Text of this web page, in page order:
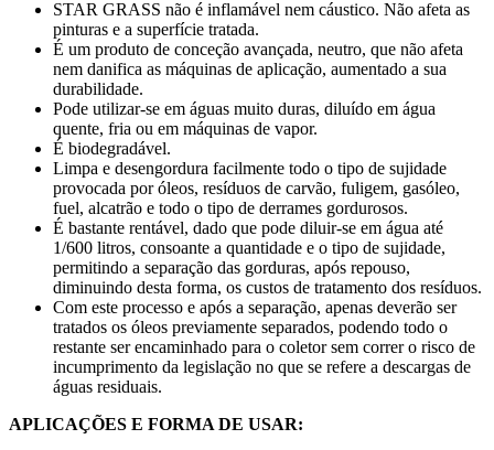
STAR GRASS não é inflamável nem cáustico. Não afeta as
pinturas e a superfície tratada.
É um produto de conceção avançada, neutro, que não afeta
nem danifica as máquinas de aplicação, aumentado a sua
durabilidade.
Pode utilizar-se em águas muito duras, diluído em água
quente, fria ou em máquinas de vapor.
É biodegradável.
Limpa e desengordura facilmente todo o tipo de sujidade
provocada por óleos, resíduos de carvão, fuligem, gasóleo,
fuel, alcatrão e todo o tipo de derrames gordurosos.
É bastante rentável, dado que pode diluir-se em água até
1/600 litros, consoante a quantidade e o tipo de sujidade,
permitindo a separação das gorduras, após repouso,
diminuindo desta forma, os custos de tratamento dos resíduos.
Com este processo e após a separação, apenas deverão ser
tratados os óleos previamente separados, podendo todo o
restante ser encaminhado para o coletor sem correr o risco de
incumprimento da legislação no que se refere a descargas de
águas residuais.
APLICAÇÕES E FORMA DE USAR: